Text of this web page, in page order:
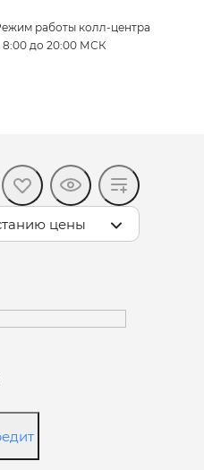
работы колл-центра
8:00 до 20:00 МСК
цены